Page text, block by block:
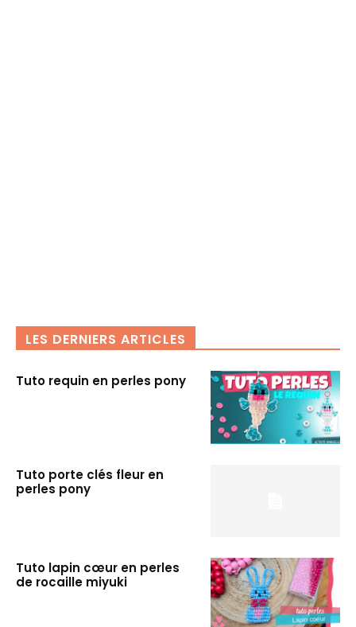
LES DERNIERS ARTICLES
Tuto requin en perles pony
Tuto porte clés fleur en
perles pony
Tuto lapin cœur en perles
de rocaille miyuki